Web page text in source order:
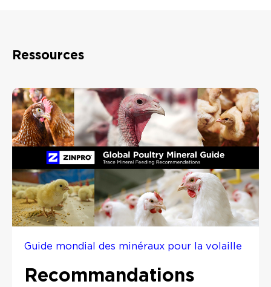
Ressources
Guide mondial des minéraux pour la volaille
Recommandations